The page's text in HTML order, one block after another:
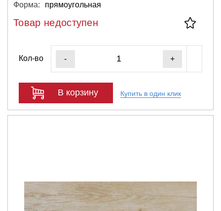
Форма: прямоугольная
Товар недоступен
Кол-во - +
В корзину Купить в один клик